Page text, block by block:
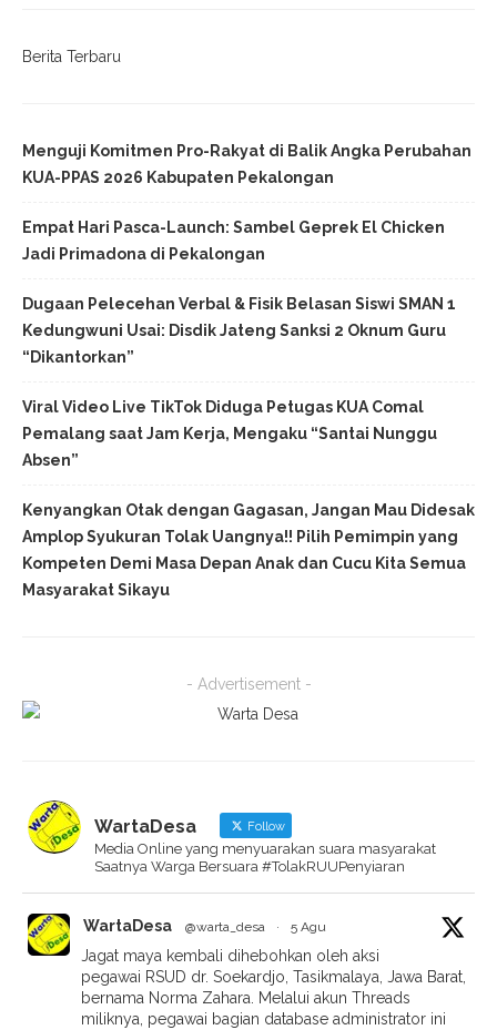
Berita Terbaru
Menguji Komitmen Pro-Rakyat di Balik Angka Perubahan
KUA-PPAS 2026 Kabupaten Pekalongan
Empat Hari Pasca-Launch: Sambel Geprek El Chicken
Jadi Primadona di Pekalongan
Dugaan Pelecehan Verbal & Fisik Belasan Siswi SMAN 1
Kedungwuni Usai: Disdik Jateng Sanksi 2 Oknum Guru
“Dikantorkan”
Viral Video Live TikTok Diduga Petugas KUA Comal
Pemalang saat Jam Kerja, Mengaku “Santai Nunggu
Absen”
Kenyangkan Otak dengan Gagasan, Jangan Mau Didesak
Amplop Syukuran Tolak Uangnya!! Pilih Pemimpin yang
Kompeten Demi Masa Depan Anak dan Cucu Kita Semua
Masyarakat Sikayu
- Advertisement -
WartaDesa Follow
Media Online yang menyuarakan suara masyarakat
Saatnya Warga Bersuara #TolakRUUPenyiaran
WartaDesa @warta_desa · 5 Agu
Jagat maya kembali dihebohkan oleh aksi
pegawai RSUD dr. Soekardjo, Tasikmalaya, Jawa Barat,
bernama Norma Zahara. Melalui akun Threads
miliknya, pegawai bagian database administrator ini